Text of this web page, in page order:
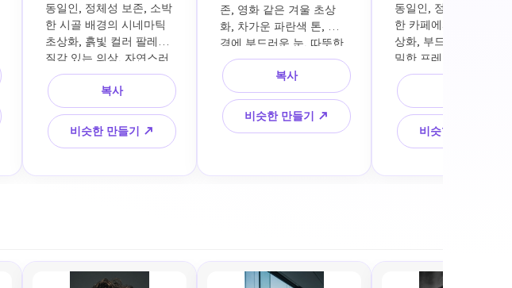
동일인, 정체성 보존, 소박
한 시골 배경의 시네마틱
초상화, 흙빛 컬러 팔레트,
질감 있는 의상, 자연스러
운 사이드 라이트, 차분한
표정, 실제적인 야외 분위
기, 부드러운 피사계, 편집
사진 스타일
복사
비슷한 만들기 ↗
존, 영화 같은 겨울 초상
화, 차가운 파란색 톤, 배
경에 부드러운 눈, 따뜻한
스카프, 보이는 숨결, 감정
표현, 자연스러운 사실, 분
위기 조명, 고도로 디테일
된 얼굴
복사
비슷한 만들기 ↗
동일인, 정체성 보존,
한 카페에서 영화 같은
상화, 부드러운 주변광,
밀한 프레임, 자연스러
미소, 얕은 배경 흐림,
실적인 라이프스타일 사
진, 편안한 분위기, 미
필름 그레인
비슷한 만들기 ↗